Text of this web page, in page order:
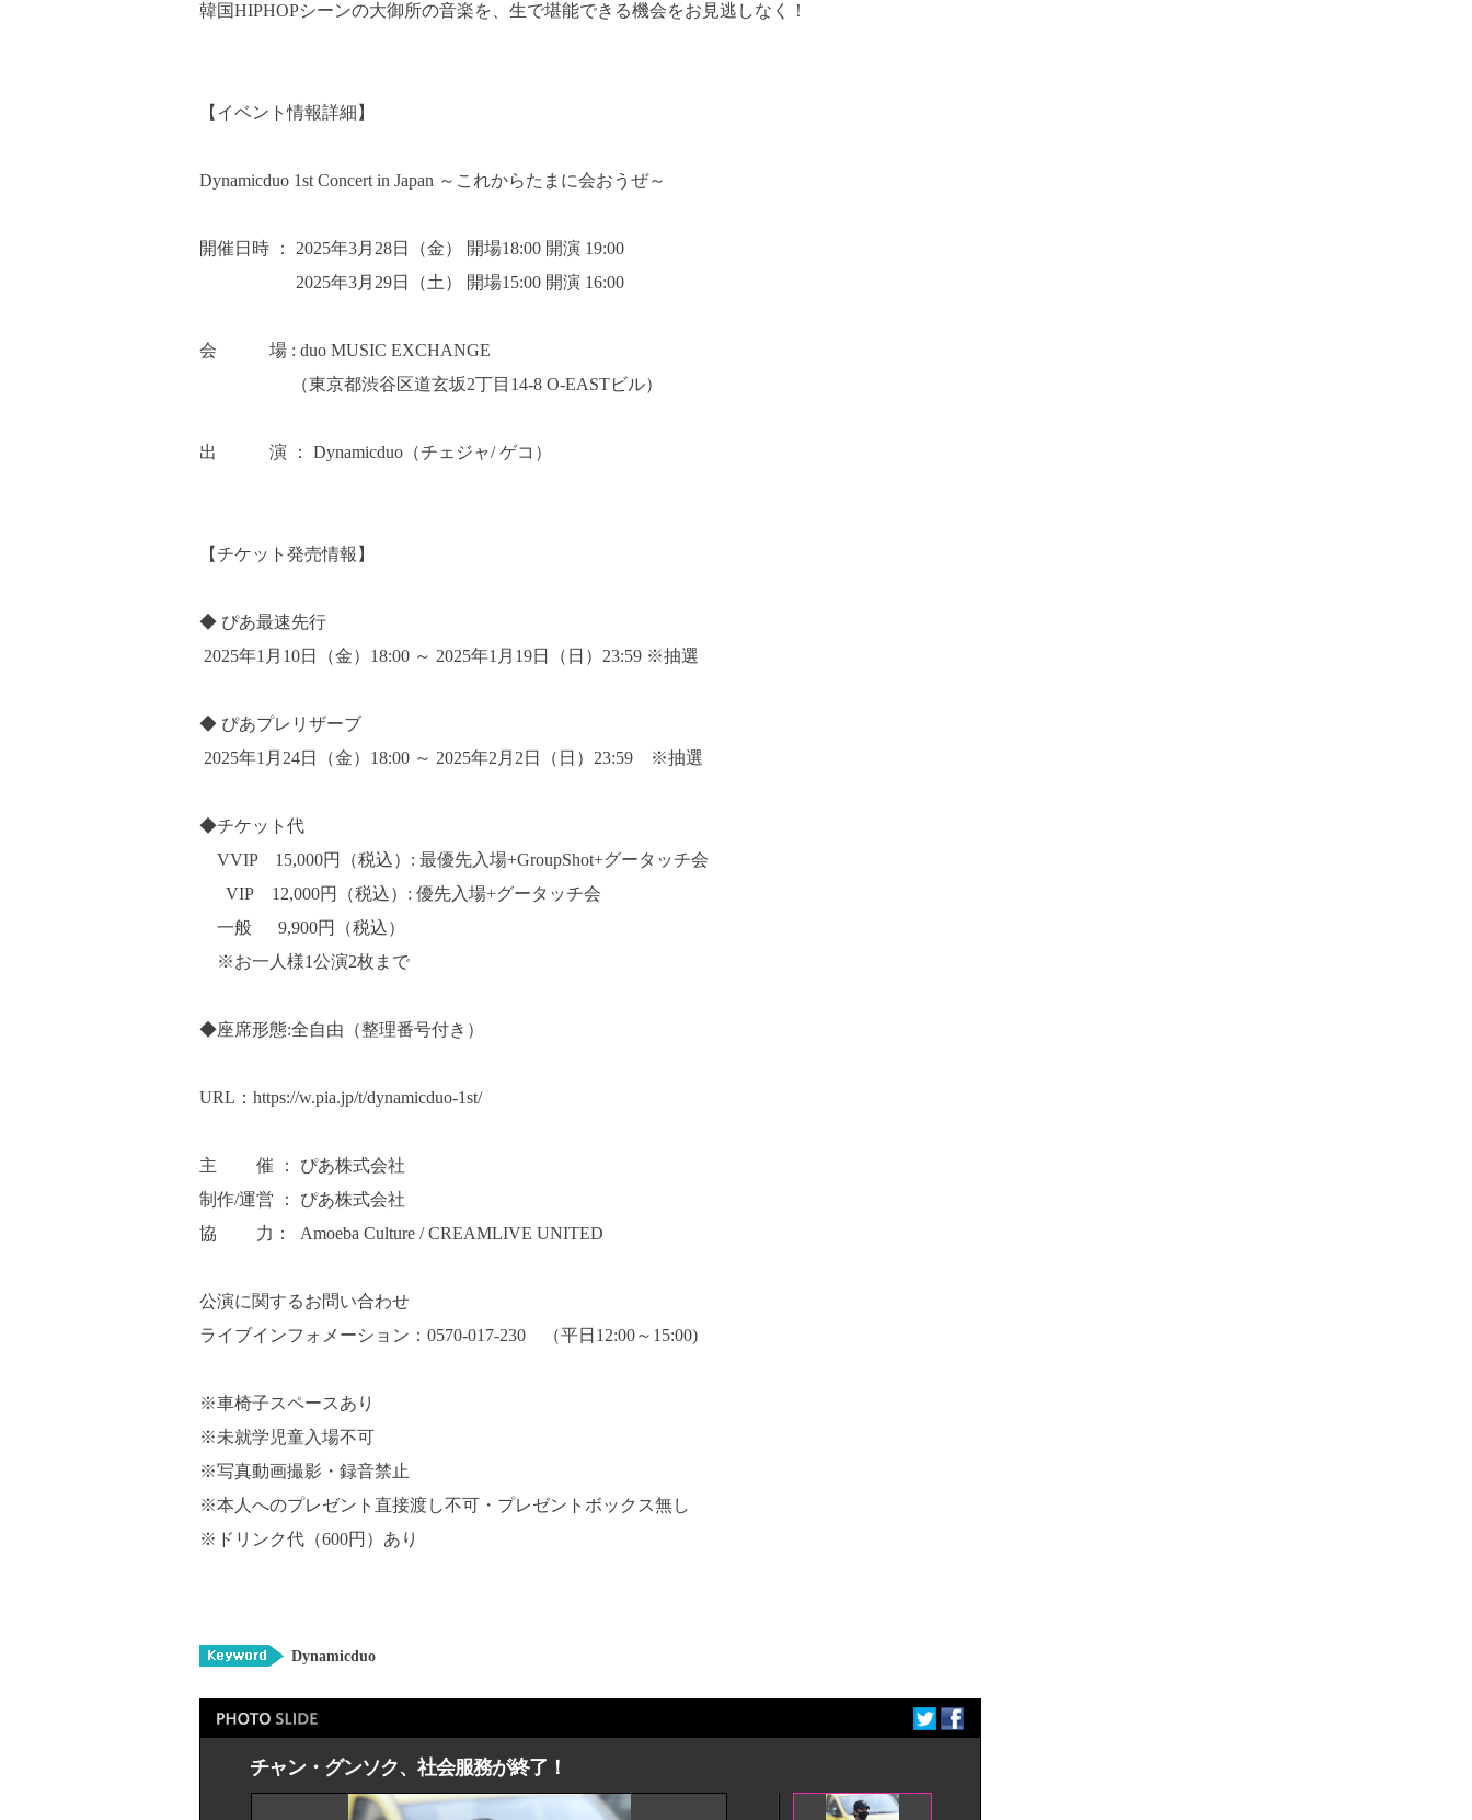
韓国HIPHOPシーンの大御所の音楽を、生で堪能できる機会をお見逃しなく！
【イベント情報詳細】
Dynamicduo 1st Concert in Japan ～これからたまに会おうぜ～
開催日時 ： 2025年3月28日（金） 開場18:00 開演 19:00
2025年3月29日（土） 開場15:00 開演 16:00
会 場 : duo MUSIC EXCHANGE
（東京都渋谷区道玄坂2丁目14-8 O-EASTビル）
出 演 ： Dynamicduo（チェジャ/ ゲコ）
【チケット発売情報】
◆ ぴあ最速先行
2025年1月10日（金）18:00 ～ 2025年1月19日（日）23:59 ※抽選
◆ ぴあプレリザーブ
2025年1月24日（金）18:00 ～ 2025年2月2日（日）23:59 ※抽選
◆チケット代
VVIP 15,000円（税込）: 最優先入場+GroupShot+グータッチ会
VIP 12,000円（税込）: 優先入場+グータッチ会
一般 9,900円（税込）
※お一人様1公演2枚まで
◆座席形態:全自由（整理番号付き）
URL： https://w.pia.jp/t/dynamicduo-1st/
主 催 ： ぴあ株式会社
制作/運営 ： ぴあ株式会社
協 力： Amoeba Culture / CREAMLIVE UNITED
公演に関するお問い合わせ
ライブインフォメーション：0570-017-230 （平日12:00～15:00)
※車椅子スペースあり
※未就学児童入場不可
※写真動画撮影・録音禁止
※本人へのプレゼント直接渡し不可・プレゼントボックス無し
※ドリンク代（600円）あり
Dynamicduo
チャン・グンソク、社会服務が終了！